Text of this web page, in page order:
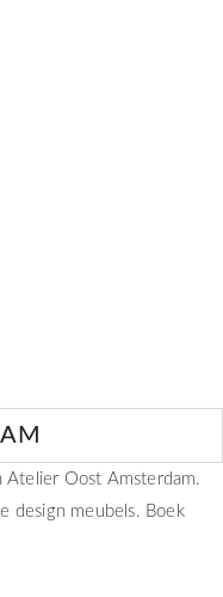
Atelier Oost Amsterdam.
design meubels. Boek